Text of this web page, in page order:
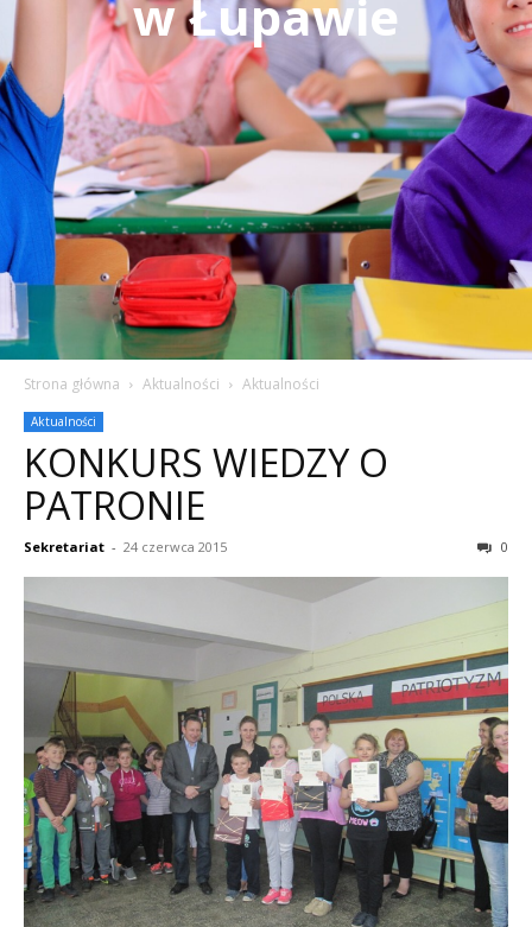
w Łupawie
Strona główna Aktualności Aktualności
Aktualności
KONKURS WIEDZY O
PATRONIE
Sekretariat - 24 czerwca 2015 0